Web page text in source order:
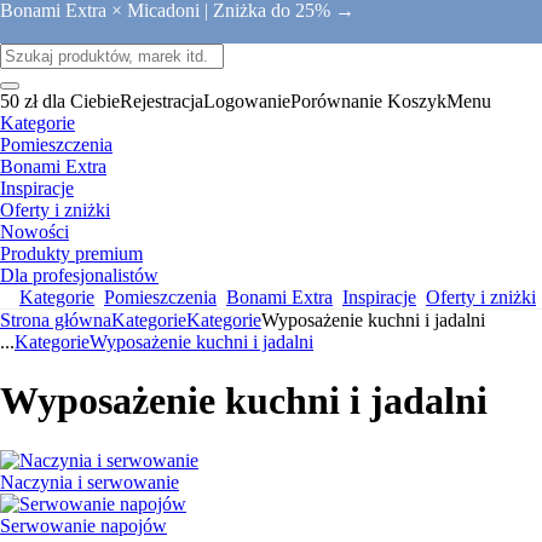
Bonami Extra × Micadoni | Zniżka do 25% →
50 zł dla CiebieRejestracjaLogowaniePorównanie KoszykMenu
Kategorie
Pomieszczenia
Bonami Extra
Inspiracje
Oferty i zniżki
Nowości
Produkty premium
Dla profesjonalistów
Kategorie Pomieszczenia Bonami Extra Inspiracje Oferty i zniżki
Strona głównaKategorieKategorieWyposażenie kuchni i jadalni
...KategorieWyposażenie kuchni i jadalni
Wyposażenie kuchni i jadalni
Naczynia i serwowanie
Serwowanie napojów